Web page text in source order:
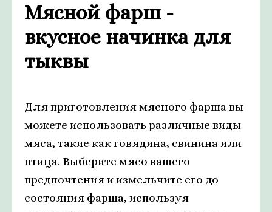
Мясной фарш -
вкусное начинка для
тыквы
Для приготовления мясного фарша вы
можете использовать различные виды
мяса, такие как говядина, свинина или
птица. Выберите мясо вашего
предпочтения и измельчите его до
состояния фарша, используя